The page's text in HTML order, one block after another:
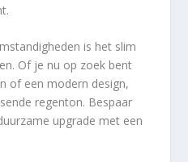
is het slim
Of je nu op zoek bent
of een modern design,
regenton. Bespaar
upgrade met een